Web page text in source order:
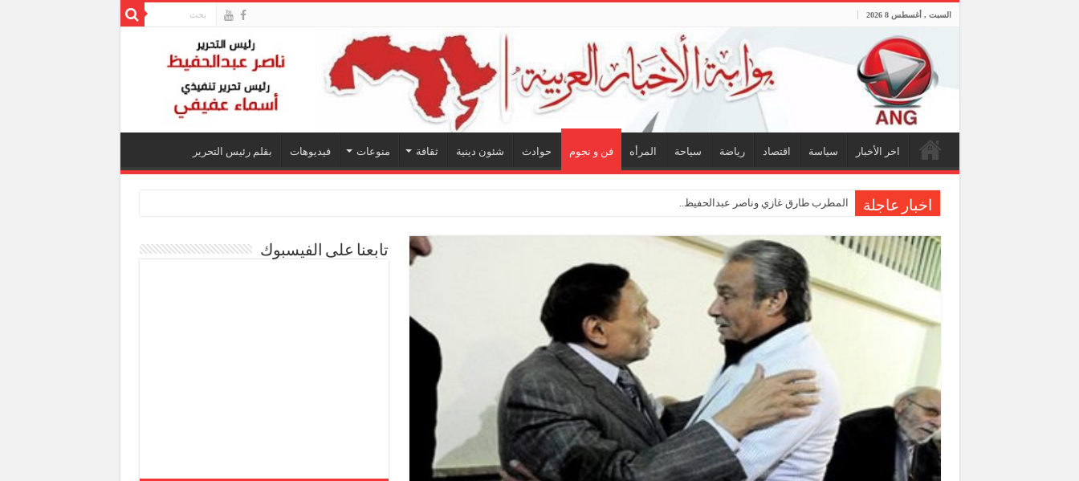
السبت , أغسطس 8 2026
اخر الأخبار سياسة اقتصاد رياضة سياحة المرأه فن و نجوم حوادث شئون دينية ثقافة منوعات فيديوهات بقلم رئيس التحرير
اخبار عاجلة المطرب طارق غازي وناصر عبدالحفيظ.. شراكة فنية ترس
تابعنا على الفيسبوك